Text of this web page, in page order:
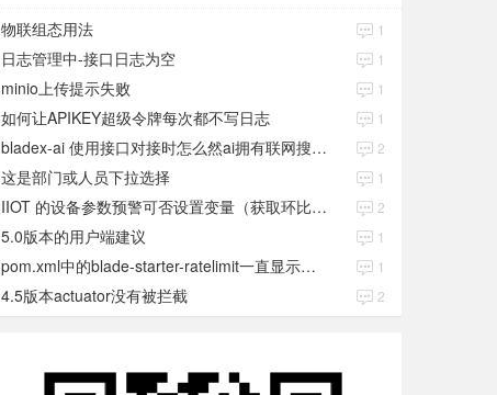
物联组态用法 1
日志管理中-接口日志为空 1
minio上传提示失败 1
如何让APIKEY超级令牌每次都不写日志 1
bladex-ai 使用接口对接时怎么然ai拥有联网搜索功能 2
这是部门或人员下拉选择 1
IIOT 的设备参数预警可否设置变量（获取环比数值） 2
5.0版本的用户端建议 1
pom.xml中的blade-starter-ratelimit一直显示红色 1
4.5版本actuator没有被拦截 2